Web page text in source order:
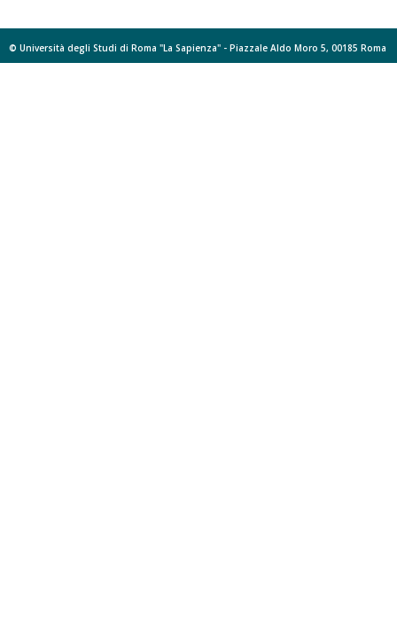
© Università degli Studi di Roma "La Sapienza" - Piazzale Aldo Moro 5, 00185 Roma